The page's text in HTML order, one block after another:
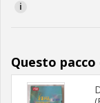
i
Questo